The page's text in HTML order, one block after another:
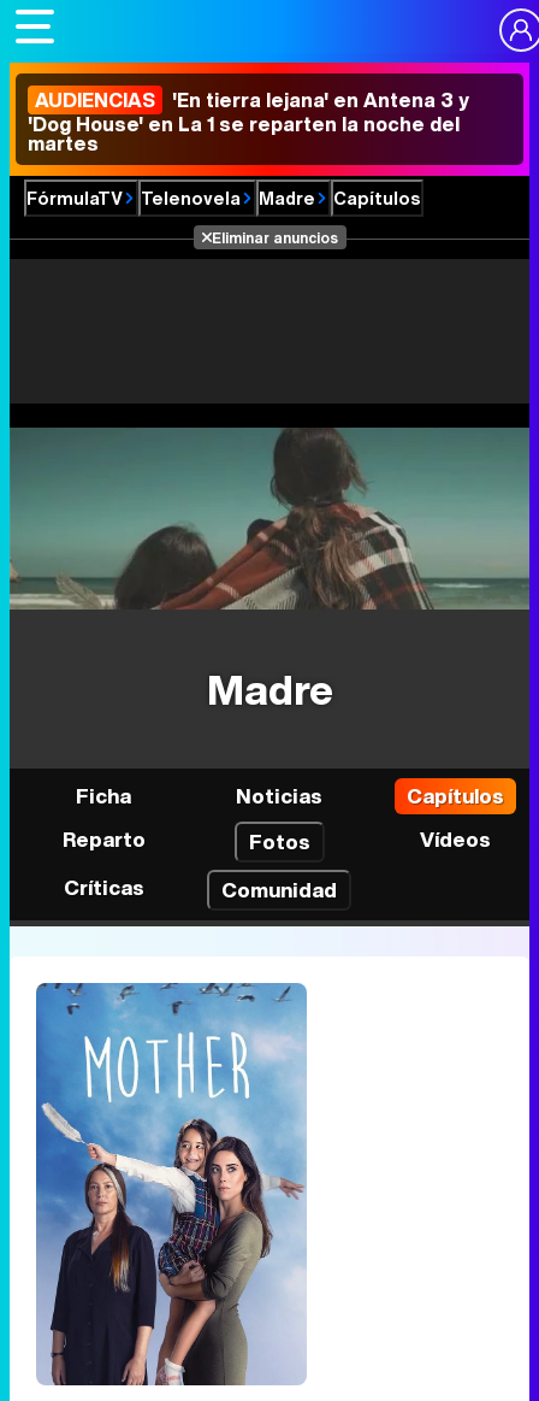
AUDIENCIAS 'En tierra lejana' en Antena 3 y
'Dog House' en La 1 se reparten la noche del
martes
FórmulaTV Telenovela Madre Capítulos
Eliminar anuncios
Madre
Ficha Noticias
Capítulos
Reparto
Fotos
Vídeos
Críticas
Comunidad